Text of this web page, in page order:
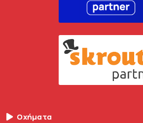
Οχήματα